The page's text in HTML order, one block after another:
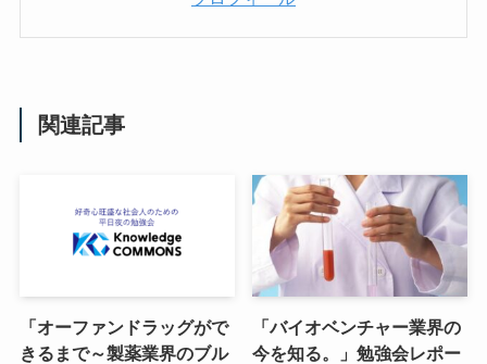
関連記事
「オーファンドラッグがで
きるまで～製薬業界のブル
「バイオベンチャー業界の
今を知る。」勉強会レポー